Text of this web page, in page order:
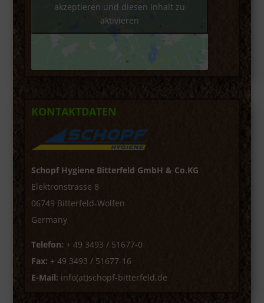
akzeptieren und diesen Inhalt zu
aktivieren
KONTAKTDATEN
Schopf Hygiene Bitterfeld GmbH & Co.KG
Elektronstrasse 8
06749 Bitterfeld-Wolfen
Germany
Telefon: + 49 3493 / 51677-0
Fax: + 49 3493 / 51677-16
E-Mail: info(at)schopf-bitterfeld.de